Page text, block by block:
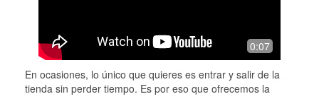
0:07
En ocasiones, lo único que quieres es entrar y salir de la
tienda sin perder tiempo. Es por eso que ofrecemos la